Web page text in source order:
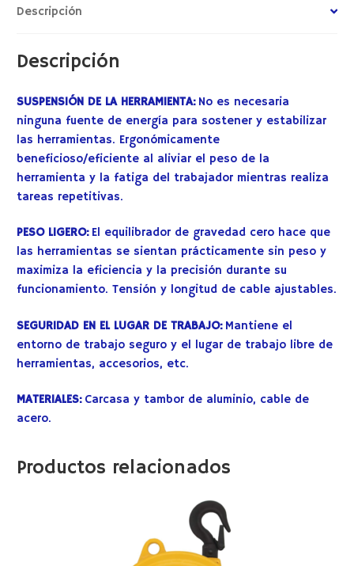
Descripción
Descripción
SUSPENSIÓN DE LA HERRAMIENTA: No es necesaria
ninguna fuente de energía para sostener y estabilizar
las herramientas. Ergonómicamente
beneficioso/eficiente al aliviar el peso de la
herramienta y la fatiga del trabajador mientras realiza
tareas repetitivas.
PESO LIGERO: El equilibrador de gravedad cero hace que
las herramientas se sientan prácticamente sin peso y
maximiza la eficiencia y la precisión durante su
funcionamiento. Tensión y longitud de cable ajustables.
SEGURIDAD EN EL LUGAR DE TRABAJO: Mantiene el
entorno de trabajo seguro y el lugar de trabajo libre de
herramientas, accesorios, etc.
MATERIALES: Carcasa y tambor de aluminio, cable de
acero.
Productos relacionados